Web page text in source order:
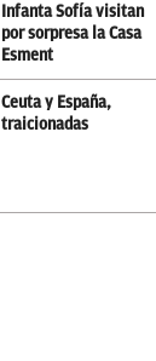
Infanta Sofía visitan
por sorpresa la Casa
Esment
Ceuta y España,
traicionadas